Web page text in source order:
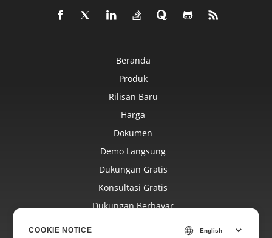
Beranda
Produk
Rilisan Baru
Harga
Dokumen
Demo Langsung
Dukungan Gratis
Konsultasi Gratis
Dukungan Berbayar
COOKIE NOTICE